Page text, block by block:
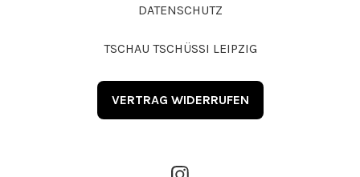
DATENSCHUTZ
TSCHAU TSCHÜSSI LEIPZIG
VERTRAG WIDERRUFEN